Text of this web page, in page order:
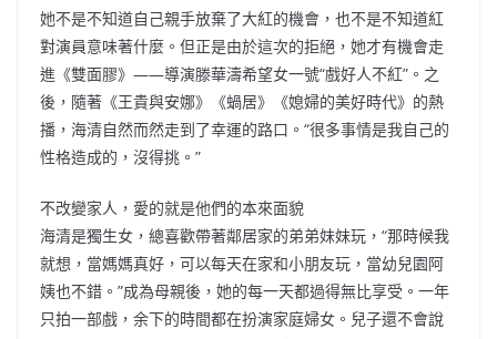
她不是不知道自己親手放棄了大紅的機會，也不是不知道紅
對演員意味著什麼。但正是由於這次的拒絕，她才有機會走
進《雙面膠》——導演滕華濤希望女一號“戲好人不紅”。之
後，隨著《王貴與安娜》《蝸居》《媳婦的美好時代》的熱
播，海清自然而然走到了幸運的路口。“很多事情是我自己的
性格造成的，沒得挑。”
不改變家人，愛的就是他們的本來面貌
海清是獨生女，總喜歡帶著鄰居家的弟弟妹妹玩，“那時候我
就想，當媽媽真好，可以每天在家和小朋友玩，當幼兒園阿
姨也不錯。”成為母親後，她的每一天都過得無比享受。一年
只拍一部戲，余下的時間都在扮演家庭婦女。兒子還不會說